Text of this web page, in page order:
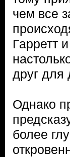
чем все
Гарретт
друг для
Однако
более